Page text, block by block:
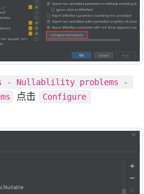
- Nullablility problems -
点击
Configure